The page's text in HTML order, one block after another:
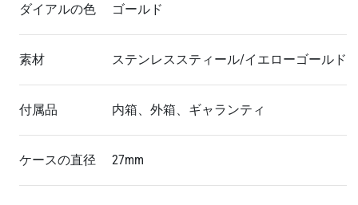
ダイアルの色 ゴールド
素材 ステンレススティール/イエローゴールド
付属品 内箱、外箱、ギャランティ
ケースの直径 27mm